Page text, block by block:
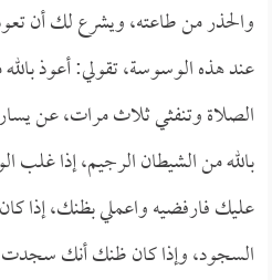
والحذر من طاعته، ويشرع لك أن
عند هذه الوسوسة، تقولي: أعوذ
الصلاة وتنفثي ثلاث مرات، عن
بالله من الشيطان الرجيم، إذا غلب
عليك فارفضيه واعملي بظنك،
السجود، وإذا كان ظنك أنك